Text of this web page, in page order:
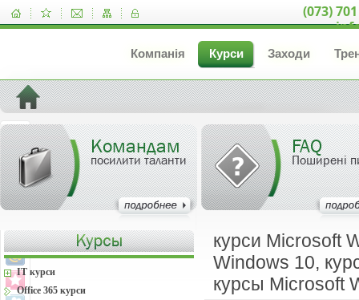
(073)
Компанія Курси Заходи
Командам
посилити таланти
FAQ
Поширені
курси Microsoft
Windows 10,
курсы Microsoft
IT курси
Office 365 курси